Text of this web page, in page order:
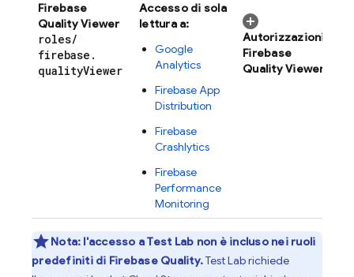
Firebase
Quality Viewer
roles/
firebase .
qualityViewer
Accesso di sola
lettura a:
Google
Analytics
Firebase App
Distribution
Firebase
Crashlytics
Firebase
Performance
Monitoring
Autorizzazioni
Firebase
Quality Viewer
Nota: l'accesso aTest Lab non è incluso nei ruoli
predefiniti di Firebase Quality.Test Labrichiede